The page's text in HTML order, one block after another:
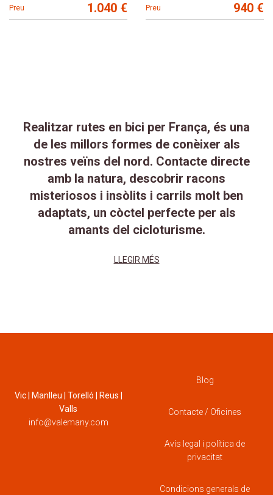
Realitzar rutes en bici per França, és una
de les millors formes de conèixer als
nostres veïns del nord. Contacte directe
amb la natura, descobrir racons
misteriosos i insòlits i carrils molt ben
adaptats, un còctel perfecte per als
amants del cicloturisme.
LLEGIR MÉS
Preu 1.040 € Preu 940 €
Vic | Manlleu | Torelló | Reus |
Valls
info@valemany.com
Blog
Contacte / Oficines
Avís legal i política de
privacitat
Condicions generals de